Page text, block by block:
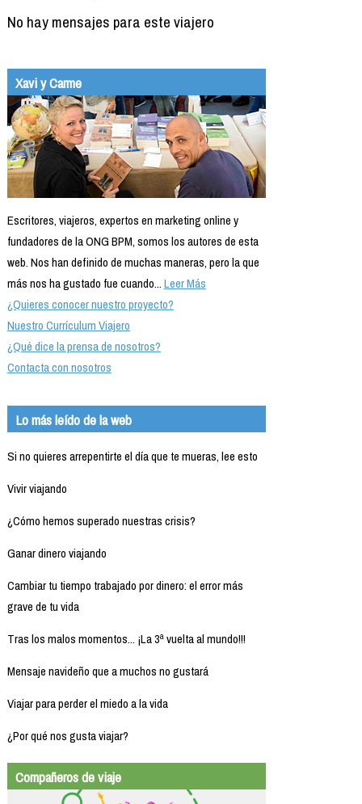
No hay mensajes para este viajero
Xavi y Carme
Escritores, viajeros, expertos en marketing online y
fundadores de la ONG BPM, somos los autores de esta
web. Nos han definido de muchas maneras, pero la que
más nos ha gustado fue cuando...Leer Más
¿Quieres conocer nuestro proyecto?
Nuestro Currículum Viajero
¿Qué dice la prensa de nosotros?
Contacta con nosotros
Lo más leído de la web
Si no quieres arrepentirte el día que te mueras, lee esto
Vivir viajando
¿Cómo hemos superado nuestras crisis?
Ganar dinero viajando
Cambiar tu tiempo trabajado por dinero: el error más
grave de tu vida
Tras los malos momentos... ¡La 3ª vuelta al mundo!!!
Mensaje navideño que a muchos no gustará
Viajar para perder el miedo a la vida
¿Por qué nos gusta viajar?
Compañeros de viaje